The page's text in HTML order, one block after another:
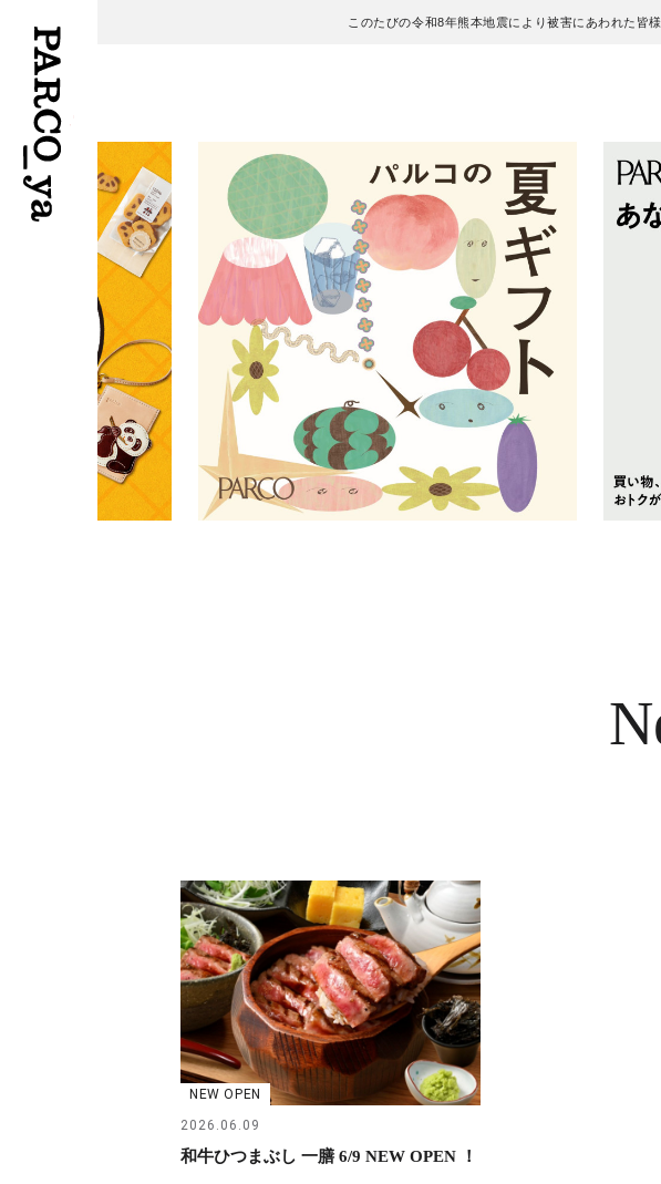
このたびの令和8年熊本地震により被害にあわれた皆
フロアガイド
施設案内・アクセス
イベント・ポップアップ
レストラン・カフェ
TAX FREE
PARCOメンバーズ
ENGLISH
繁体字
簡体字
ภาษาไทย
日本語
NEW OPEN
2026.06.09
和牛ひつまぶし 一膳 6/9 NEW OPEN ！